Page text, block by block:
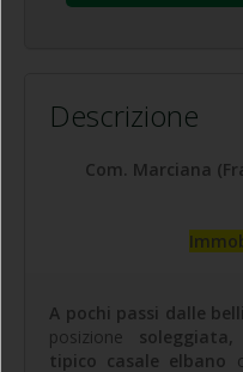
Descrizione
Com. Marciana
A pochi passi dalle
posizione
tipico casale elbano